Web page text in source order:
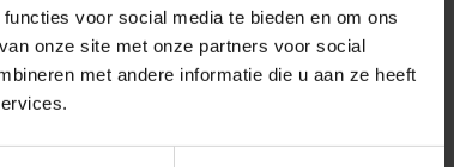
voor social media te bieden en om ons
onze site met onze partners voor social
met andere informatie die u aan ze heeft